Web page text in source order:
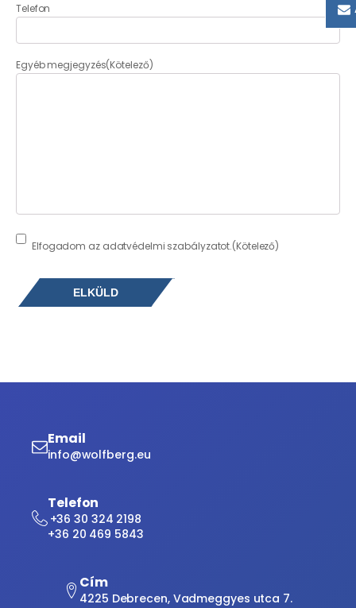
Telefon
Egyéb megjegyzés(Kötelező)
Consent(Kötelező)
Elfogadom az adatvédelmi szabályzatot.(Kötelező)
Email
info@wolfberg.eu
Telefon
+36 30 324 2198
+36 20 469 5843
Cím
4225 Debrecen, Vadmeggyes utca 7.